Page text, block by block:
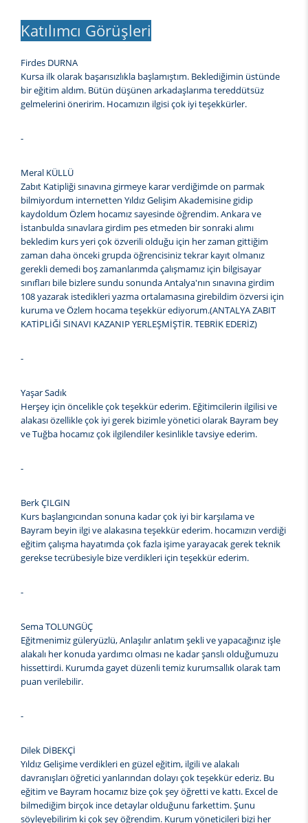
Katılımcı Görüşleri
Firdes DURNA
Kursa ilk olarak başarısızlıkla başlamıştım. Beklediğimin üstünde
bir eğitim aldım. Bütün düşünen arkadaşlarıma tereddütsüz
gelmelerini öneririm. Hocamızın ilgisi çok iyi teşekkürler.
-
Meral KÜLLÜ
Zabıt Katipliği sınavına girmeye karar verdiğimde on parmak
bilmiyordum internetten Yıldız Gelişim Akademisine gidip
kaydoldum Özlem hocamız sayesinde öğrendim. Ankara ve
İstanbulda sınavlara girdim pes etmeden bir sonraki alımı
bekledim kurs yeri çok özverili olduğu için her zaman gittiğim
zaman daha önceki grupda öğrencisiniz tekrar kayıt olmanız
gerekli demedi boş zamanlarımda çalışmamız için bilgisayar
sınıfları bile bizlere sundu sonunda Antalya'nın sınavına girdim
108 yazarak istedikleri yazma ortalamasına girebildim özversi için
kuruma ve Özlem hocama teşekkür ediyorum.(ANTALYA ZABIT
KATİPLİĞİ SINAVI KAZANIP YERLEŞMİŞTİR. TEBRİK EDERİZ)
-
Yaşar Sadık
Herşey için öncelikle çok teşekkür ederim. Eğitimcilerin ilgilisi ve
alakası özellikle çok iyi gerek bizimle yönetici olarak Bayram bey
ve Tuğba hocamız çok ilgilendiler kesinlikle tavsiye ederim.
-
Berk ÇILGIN
Kurs başlangıcından sonuna kadar çok iyi bir karşılama ve
Bayram beyin ilgi ve alakasına teşekkür ederim. hocamızın verdiği
eğitim çalışma hayatımda çok fazla işime yarayacak gerek teknik
gerekse tecrübesiyle bize verdikleri için teşekkür ederim.
-
Sema TOLUNGÜÇ
Eğitmenimiz güleryüzlü, Anlaşılır anlatım şekli ve yapacağınız işle
alakalı her konuda yardımcı olması ne kadar şanslı olduğumuzu
hissettirdi. Kurumda gayet düzenli temiz kurumsallık olarak tam
puan verilebilir.
-
Dilek DİBEKÇİ
Yıldız Gelişime verdikleri en güzel eğitim, ilgili ve alakalı
davranışları öğretici yanlarından dolayı çok teşekkür ederiz. Bu
eğitim ve Bayram hocamız bize çok şey öğretti ve kattı. Excel de
bilmediğim birçok ince detaylar olduğunu farkettim. Şunu
söyleyebilirim ki çok şey öğrendim. Kurum yöneticileri bizi her